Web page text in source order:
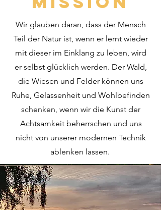
Wir glauben daran, dass der Mensch
Teil der Natur ist, wenn er lernt wieder
mit dieser im Einklang zu leben, wird
er selbst glücklich werden. Der Wald,
die Wiesen und Felder können uns
Ruhe, Gelassenheit und Wohlbefinden
schenken, wenn wir die Kunst der
Achtsamkeit beherrschen und uns
nicht von unserer modernen Technik
ablenken lassen.